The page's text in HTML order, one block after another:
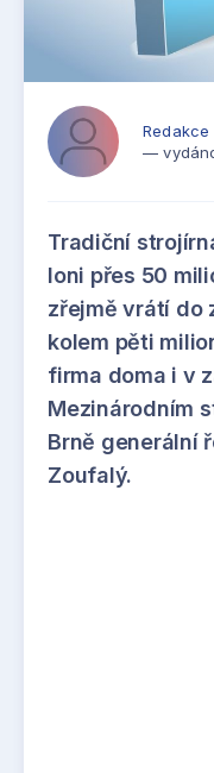
Redakce
—
Tradiční
loni přes 50
zřejmě vrátí do
kolem pěti
firma doma i v
Mezinárodním
Brně generální
Zoufalý.